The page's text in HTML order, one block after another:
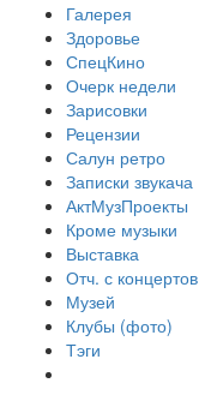
Галерея
Здоровье
СпецКино
Очерк недели
Зарисовки
Рецензии
Салун ретро
Записки звукача
АктМузПроекты
Кроме музыки
Выставка
Отч. с концертов
Музей
Клубы (фото)
Тэги